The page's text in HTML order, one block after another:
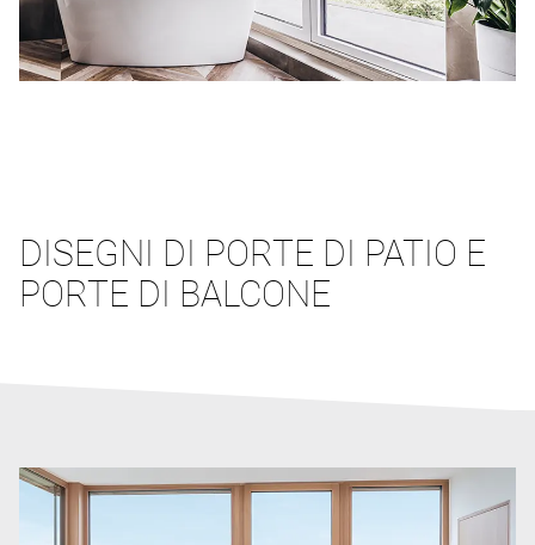
DISEGNI DI PORTE DI PATIO E
PORTE DI BALCONE